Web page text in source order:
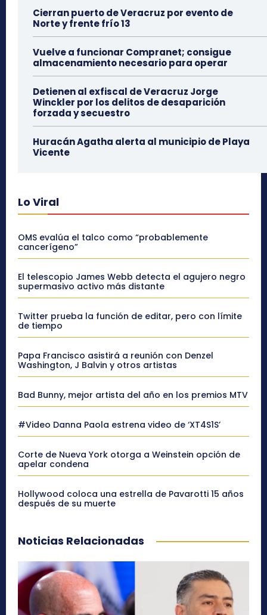
Cierran puerto de Veracruz por evento de
Norte y frente frío 13
Vuelve a funcionar Compranet; consigue
almacenamiento necesario para operar
Detienen al exfiscal de Veracruz Jorge
Winckler por los delitos de desaparición
forzada y secuestro
Huracán Agatha alerta al municipio de Playa
Vicente
Lo Viral
OMS evalúa el talco como “probablemente
cancerígeno”
El telescopio James Webb detecta el agujero negro
supermasivo activo más distante
Twitter prueba la función de editar, pero con límite
de tiempo
Papa Francisco asistirá a reunión con Denzel
Washington, J Balvin y otros artistas
Bad Bunny, mejor artista del año en los premios MTV
#Video Danna Paola estrena video de ‘XT4S1S’
Corte de Nueva York otorga a Weinstein opción de
apelar condena
Hollywood coloca una estrella de Pavarotti 15 años
después de su muerte
Noticias Relacionadas